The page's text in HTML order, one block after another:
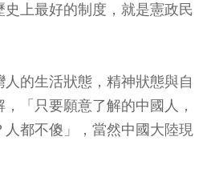
史上最好的制度，就是憲政民
的生活狀態，精神狀態與自
「只要願意了解的中國人，
都不傻」，當然中國大陸現